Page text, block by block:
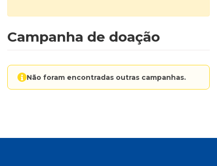
Campanha de doação
Não foram encontradas outras campanhas.